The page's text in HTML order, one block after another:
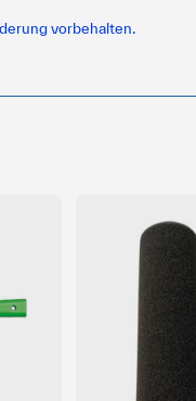
vorbehalten.